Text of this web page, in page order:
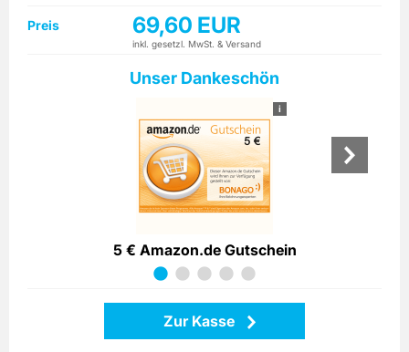
Preis 69,60 EUR
inkl. gesetzl. MwSt. & Versand
Unser Dankeschön
i
5 € Amazon.de Gutschein
Zur Kasse